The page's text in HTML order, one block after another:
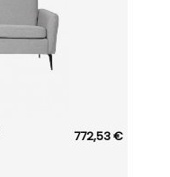
772,53 €